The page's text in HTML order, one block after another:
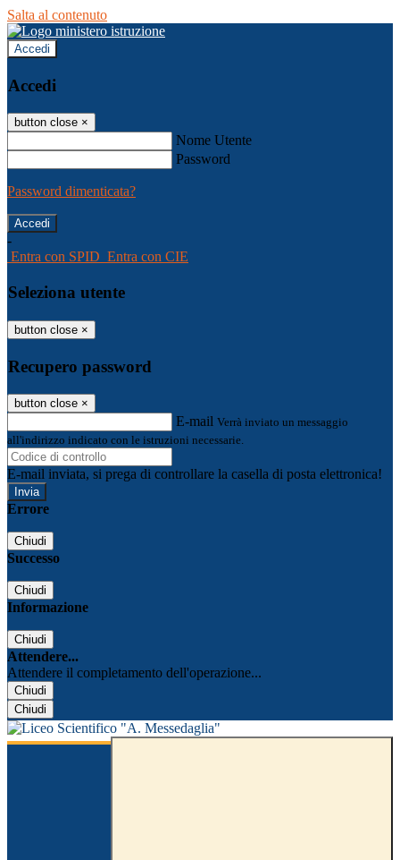
Salta al contenuto
Accedi
Accedi
button close ×
Nome Utente
Password
Password dimenticata?
-
Entra con SPID Entra con CIE
Seleziona utente
button close ×
Recupero password
button close ×
E-mail Verrà inviato un messaggio
all'indirizzo indicato con le istruzioni necessarie.
E-mail inviata, si prega di controllare la casella di posta elettronica!
Errore
Chiudi
Successo
Chiudi
Informazione
Chiudi
Attendere...
Attendere il completamento dell'operazione...
Chiudi
Chiudi